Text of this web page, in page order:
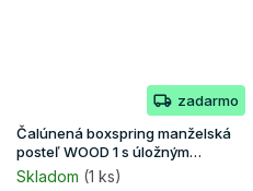
zadarmo
Čalúnená boxspring manželská
posteľ WOOD 1 s úložným
priestorom - hnedá Paros
Skladom (1 ks)